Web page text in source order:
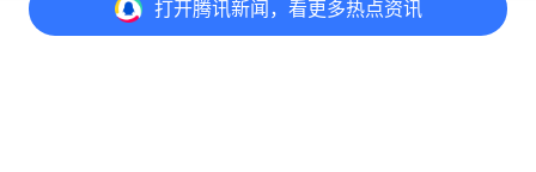
打开腾讯新闻，看更多热点资讯